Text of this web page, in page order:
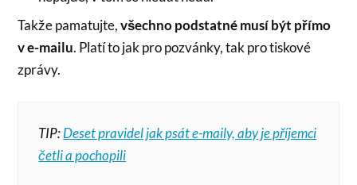
Takže pamatujte,všechno podstatné musí být přímo
v e-mailu. Platí to jak pro pozvánky, tak pro tiskové
zprávy.
TIP:Deset pravidel jak psát e-maily, aby je příjemci
četli a pochopili